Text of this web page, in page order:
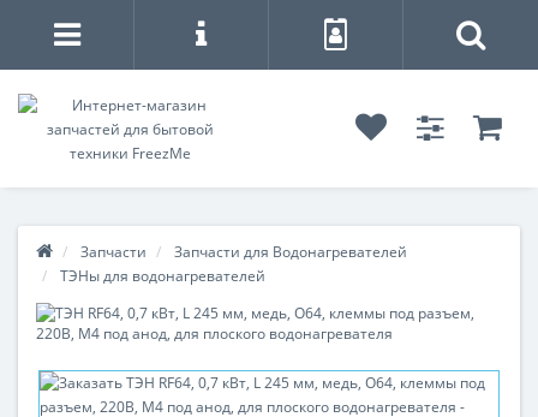
Запчасти
Запчасти для Водонагревателей
ТЭНы для водонагревателей